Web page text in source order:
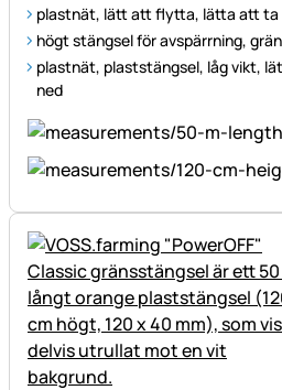
plastnät, lätt att flytta, lätta att ta
högt stängsel för avspärrning,
plastnät, plaststängsel, låg vikt,
ned